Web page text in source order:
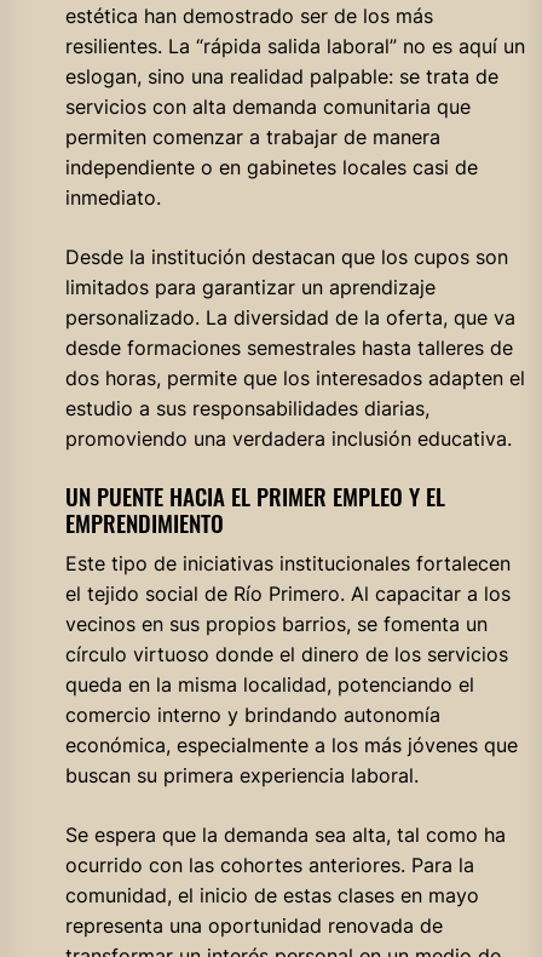
estética han demostrado ser de los más
resilientes. La “rápida salida laboral” no es aquí un
eslogan, sino una realidad palpable: se trata de
servicios con alta demanda comunitaria que
permiten comenzar a trabajar de manera
independiente o en gabinetes locales casi de
inmediato.
Desde la institución destacan que los cupos son
limitados para garantizar un aprendizaje
personalizado. La diversidad de la oferta, que va
desde formaciones semestrales hasta talleres de
dos horas, permite que los interesados adapten el
estudio a sus responsabilidades diarias,
promoviendo una verdadera inclusión educativa.
UN PUENTE HACIA EL PRIMER EMPLEO Y EL
EMPRENDIMIENTO
Este tipo de iniciativas institucionales fortalecen
el tejido social de Río Primero. Al capacitar a los
vecinos en sus propios barrios, se fomenta un
círculo virtuoso donde el dinero de los servicios
queda en la misma localidad, potenciando el
comercio interno y brindando autonomía
económica, especialmente a los más jóvenes que
buscan su primera experiencia laboral.
Se espera que la demanda sea alta, tal como ha
ocurrido con las cohortes anteriores. Para la
comunidad, el inicio de estas clases en mayo
representa una oportunidad renovada de